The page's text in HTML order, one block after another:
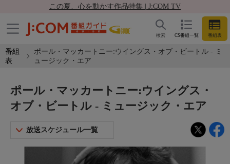
この夏、心を動かす作品特集 | J:COM TV
CS番組一覧 番組表
検索
番組
表
ポール・マッカートニー:ウイングス・オブ・ビートル - ミ
ュージック・エア
ポール・マッカートニー:ウイングス・
オブ・ビートル - ミュージック・エア
放送スケジュール一覧